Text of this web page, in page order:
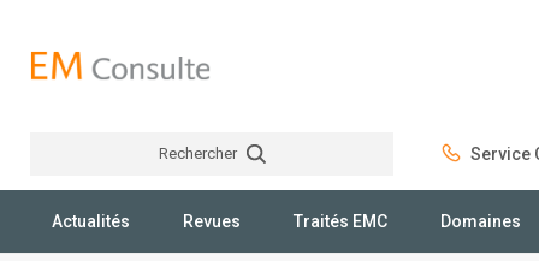
Rechercher Service
Actualités Revues Traités EMC Domaines